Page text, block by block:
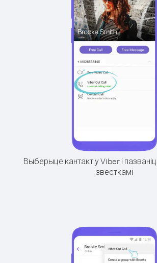
Выберыце кантакт у Viber і
звесткамі